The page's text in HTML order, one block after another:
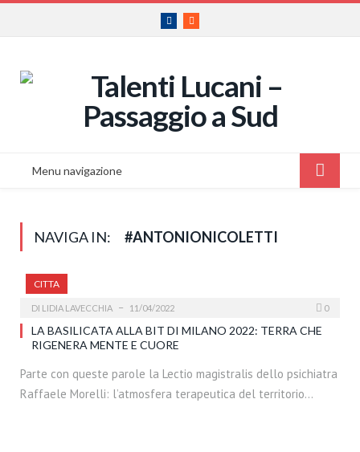
Facebook
RSS
Menu navigazione
NAVIGA IN: #ANTONIONICOLETTI
CITTA
DI LIDIA LAVECCHIA 11/04/2022 0
LA BASILICATA ALLA BIT DI MILANO 2022: TERRA CHE
RIGENERA MENTE E CUORE
Parte con queste parole la Lectio magistralis dello psichiatra
Raffaele Morelli: l’atmosfera terapeutica del territorio…